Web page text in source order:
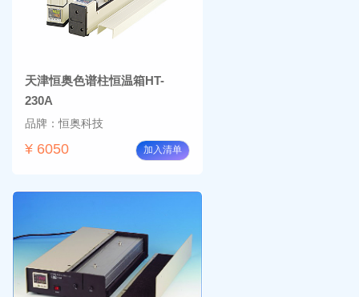
天津恒奥色谱柱恒温箱HT-
230A
品牌：恒奥科技
¥ 6050 加入清单